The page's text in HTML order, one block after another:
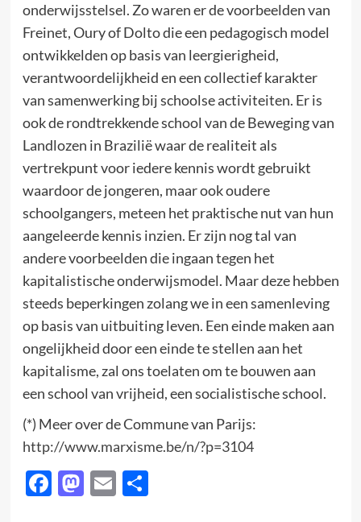
onderwijsstelsel. Zo waren er de voorbeelden van
Freinet, Oury of Dolto die een pedagogisch model
ontwikkelden op basis van leergierigheid,
verantwoordelijkheid en een collectief karakter
van samenwerking bij schoolse activiteiten. Er is
ook de rondtrekkende school van de Beweging van
Landlozen in Brazilië waar de realiteit als
vertrekpunt voor iedere kennis wordt gebruikt
waardoor de jongeren, maar ook oudere
schoolgangers, meteen het praktische nut van hun
aangeleerde kennis inzien. Er zijn nog tal van
andere voorbeelden die ingaan tegen het
kapitalistische onderwijsmodel. Maar deze hebben
steeds beperkingen zolang we in een samenleving
op basis van uitbuiting leven. Een einde maken aan
ongelijkheid door een einde te stellen aan het
kapitalisme, zal ons toelaten om te bouwen aan
een school van vrijheid, een socialistische school.
(*) Meer over de Commune van Parijs:
http://www.marxisme.be/n/?p=3104
Facebook
Mastodon
EmailDelen